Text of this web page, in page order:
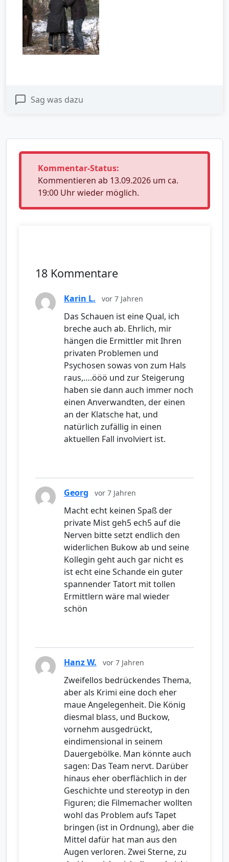
Sag was dazu
Kommentar-Status:
Kommentieren ab 13.09.2026 um ca.
19:00 Uhr wieder möglich.
18 Kommentare
Karin L. vor 7 Jahren
Das Schauen ist eine Qual, ich
breche auch ab. Ehrlich, mir
hängen die Ermittler mit Ihren
privaten Problemen und
Psychosen sowas von zum Hals
raus,….ööö und zur Steigerung
haben sie dann auch immer noch
einen Anverwandten, der einen
an der Klatsche hat, und
natürlich zufällig in einen
aktuellen Fall involviert ist.
Georg vor 7 Jahren
Macht echt keinen Spaß der
private Mist geh5 ech5 auf die
Nerven bitte setzt endlich den
widerlichen Bukow ab und seine
Kollegin geht auch gar nicht es
ist echt eine Schande ein guter
spannender Tatort mit tollen
Ermittlern wäre mal wieder
schön
Hanz W. vor 7 Jahren
Zweifellos bedrückendes Thema,
aber als Krimi eine doch eher
maue Angelegenheit. Die König
diesmal blass, und Buckow,
vornehm ausgedrückt,
eindimensional in seinem
Dauergebölke. Man könnte auch
sagen: Das Team nervt. Darüber
hinaus eher oberflächlich in der
Geschichte und stereotyp in den
Figuren; die Filmemacher wollten
wohl das Problem aufs Tapet
bringen (ist in Ordnung), aber die
Mittel dafür hat man aus den
Augen verloren. Zwei Sterne, zu